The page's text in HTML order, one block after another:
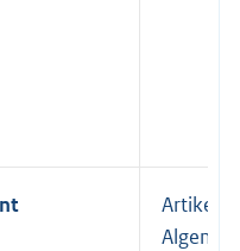
Artikel